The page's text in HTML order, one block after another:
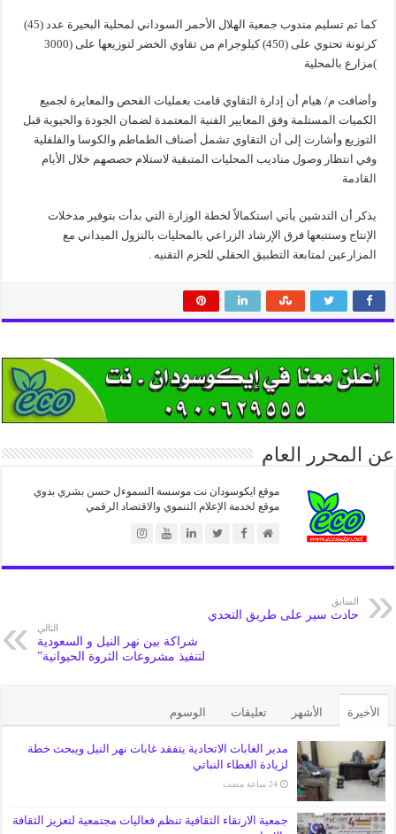
كما تم تسليم مندوب جمعية الهلال الأحمر السوداني لمحلية البحيرة عدد (45)
كرتونة تحتوي على (450) كيلوجرام من تقاوي الخضر لتوزيعها على (3000
)مزارع بالمحلية
وأضافت م/ هيام أن إدارة التقاوي قامت بعمليات الفحص والمعايرة لجميع
الكميات المستلمة وفق المعايير الفنية المعتمدة لضمان الجودة والحيوية قبل
التوزيع وأشارت إلى أن التقاوي تشمل أصناف الطماطم والكوسا والفلفلية
وفي انتظار وصول مناديب المحليات المتبقية لاستلام حصصهم خلال الأيام
القادمة
يذكر أن التدشين يأتي استكمالاً لخطة الوزارة التي بدأت بتوفير مدخلات
الإنتاج وستتبعها فرق الإرشاد الزراعي بالمحليات بالنزول الميداني مع
المزارعين لمتابعة التطبيق الحقلي للحزم التقنيه .
عن المحرر العام
موقع ايكوسودان نت موسسة السموءل حسن بشري بدوي
موقع لخدمة الإعلام التنموي والاقتصاد الرقمي
السابق
حادث سير على طريق التحدي
التالي
شراكة بين نهر النيل و السعودية
لتنفيذ مشروعات الثروة الحيوانية”
الأخيرة الأشهر تعليقات الوسوم
مدير الغابات الاتحادية يتفقد غابات نهر النيل ويبحث خطة
لزيادة الغطاء النباتي
‏24 ساعة مضت
جمعية الارتقاء الثقافية تنظم فعاليات مجتمعية لتعزيز الثقافة